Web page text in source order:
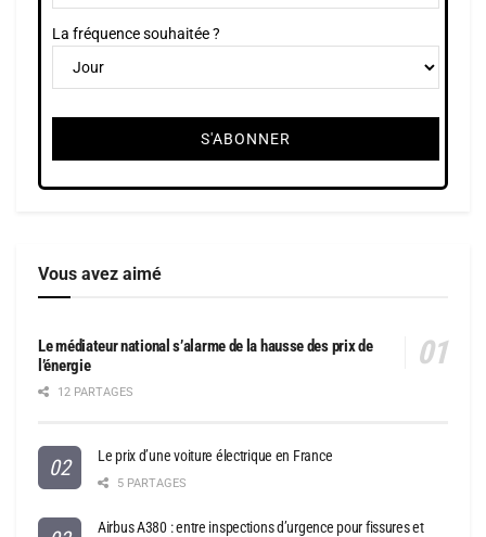
La fréquence souhaitée ?
Vous avez aimé
Le médiateur national s’alarme de la hausse des prix de
l’énergie
12 PARTAGES
Le prix d’une voiture électrique en France
5 PARTAGES
Airbus A380 : entre inspections d’urgence pour fissures et